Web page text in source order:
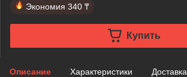
Экономия 340 ₸
Купить
Описание Характеристики Доставка